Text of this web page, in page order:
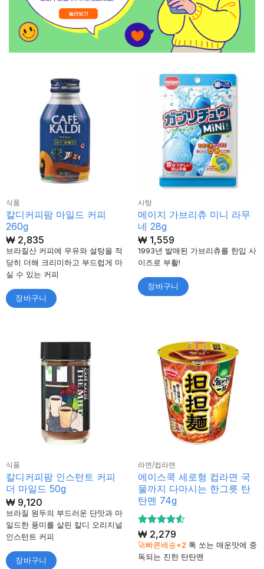
식품
칼디커피팜 마일드 커피
260g
₩2,835
브라질산 커피에 우유와 설탕을 적
당히 더해 크리미하고 부드럽게 마
실 수 있는 커피
장바구니
사탕
메이지 가브리츄 미니 라무
네 28g
₩1,559
1993년 발매된 가브리츄를 한입 사
이즈로 부활!
장바구니
식품
칼디커피팜 인스턴트 커피
더 마일드 50g
₩9,120
브라질 원두의 부드러운 단맛과 마
일드한 풍미를 살린 칼디 오리지널
인스턴트 커피
장바구니
라면/컵라면
에이스쿡 세로형 컵라면 국
물까지 다마시는 한그릇 탄
탄멘 74g
5 중에서
4.5로 평
가됨
₩2,279
🚀빠른배송+2톡 쏘는 매운맛에 중
독되는 진한 탄탄멘